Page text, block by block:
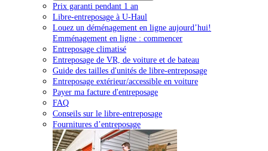
Prix garanti pendant 1 an
Libre-entreposage à U-Haul
Louez un déménagement en ligne aujourd’hui!
Emménagement en ligne : commencer
Entreposage climatisé
Entreposage de VR, de voiture et de bateau
Guide des tailles d'unités de libre-entreposage
Entreposage extérieur/accessible en voiture
Payer ma facture d'entreposage
FAQ
Conseils sur le libre-entreposage
Fournitures d’entreposage